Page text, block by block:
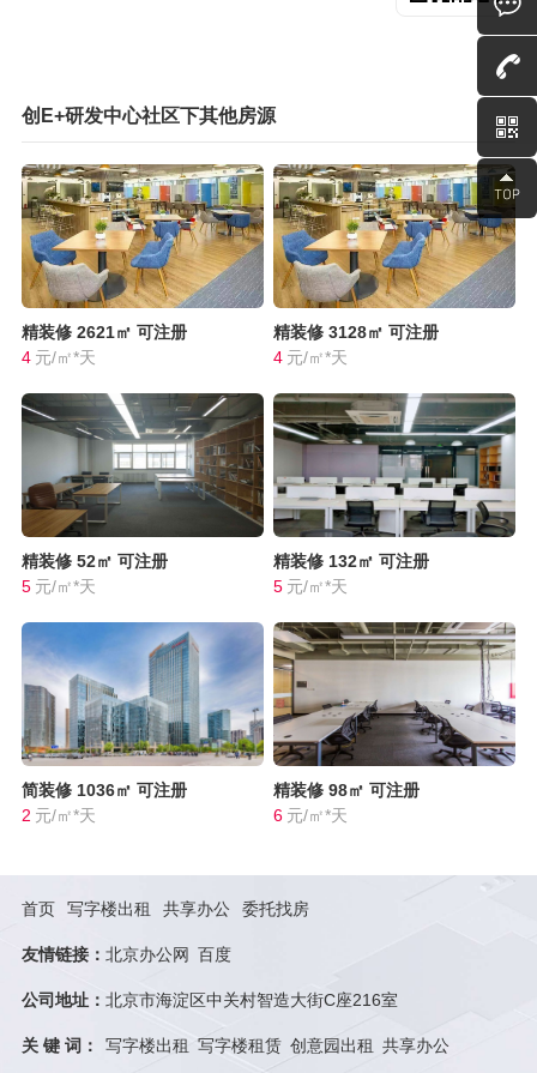
创E+研发中心社区下其他房源
精装修 2621㎡ 可注册
4 元/㎡*天
精装修 3128㎡ 可注册
4 元/㎡*天
精装修 52㎡ 可注册
5 元/㎡*天
精装修 132㎡ 可注册
5 元/㎡*天
简装修 1036㎡ 可注册
2 元/㎡*天
精装修 98㎡ 可注册
6 元/㎡*天
首页 写字楼出租 共享办公 委托找房
友情链接： 北京办公网 百度
公司地址： 北京市海淀区中关村智造大街C座216室
关 键 词： 写字楼出租 写字楼租赁 创意园出租 共享办公